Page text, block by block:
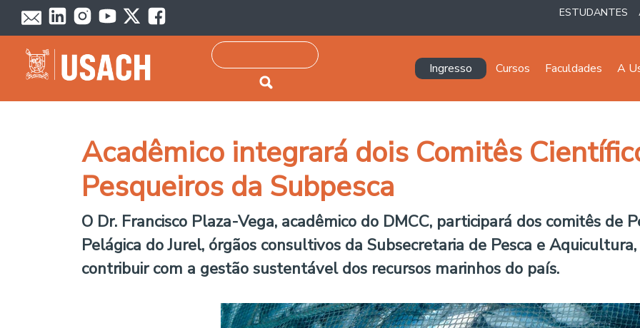
Passar para o conteúdo principal ESTUDANTES
Pesquisar
Navegación principal
Ingresso Cursos Faculdades A
Acadêmico integrará dois Comitês
Pesqueiros da Subpesca
O Dr. Francisco Plaza-Vega, acadêmico do DMCC, participará dos comitês de
Pelágica do Jurel, órgãos consultivos da Subsecretaria de Pesca e
contribuir com a gestão sustentável dos recursos marinhos do país.